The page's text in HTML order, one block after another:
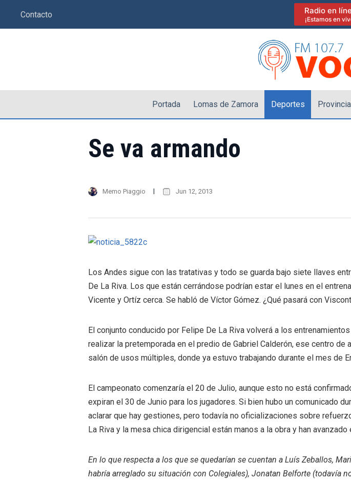
Contacto Radio en
¡Estamos en
Portada Lomas de Zamora Deportes
Se va armando
Memo Piaggio Jun 12, 2013
Los Andes sigue con las tratativas y todo se guarda bajo siete llaves
De La Riva. Los que están cerrándose podrían estar el lunes en el
Vicente y Ortíz cerca. Se habló de Víctor Gómez. ¿Qué pasará con
El conjunto conducido por Felipe De La Riva volverá a los
realizar la pretemporada en el predio de Gabriel Calderón, ese centro de
salón de usos múltiples, donde ya estuvo trabajando durante el mes de
El campeonato comenzaría el 20 de Julio, aunque esto no está
expiran el 30 de Junio para los jugadores. Si bien hubo un comunicado
aclarar que hay gestiones, pero todavía no oficializaciones sobre
La Riva y la mesa chica dirigencial están manos a la obra y han
En lo que respecta a los que se quedarían se cuentan a Luís Zeballos,
habría arreglado su situación con Colegiales), Jonatan Belforte (todavía